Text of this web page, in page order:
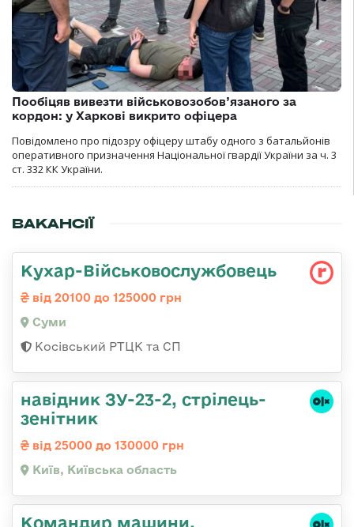
Пообіцяв вивезти військовозобов’язаного за
кордон: у Харкові викрито офіцера
Повідомлено про підозру офіцеру штабу одного з батальйонів
оперативного призначення Національної гвардії України за ч. 3
ст. 332 КК України.
ВАКАНСІЇ
Кухар-Військовослужбовець
від 20100 до 125000 грн
Суми
Косівський РТЦК та СП
навідник ЗУ-23-2, стрілець-
зенітник
від 25000 до 130000 грн
Київ, Київська область
Командир машини,